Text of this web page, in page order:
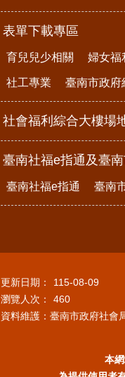
表單下載專區
育兒兒少相關 婦女福
社工專業 臺南市政府
社會福利綜合大樓場
臺南社福e指通及臺
臺南社福e指通 臺南
更新日期：
115-08-09
瀏覽人次：
460
資料維護：臺南市政府社會
本